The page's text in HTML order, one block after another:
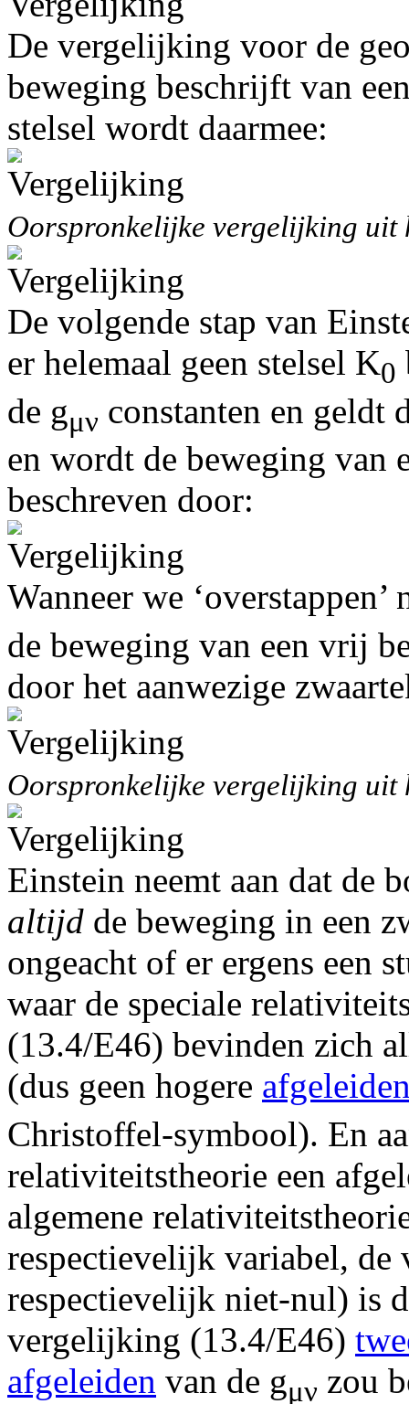
De vergelijking voor de
beweging beschrijft van
stelsel wordt daarmee:
Oorspronkelijke vergelijking uit
De volgende stap van
er helemaal geen stelsel K0
de gμν constanten en geldt
en wordt de beweging van
beschreven door:
Wanneer we ‘overstappen’
de beweging van een vrij
door het aanwezige
Oorspronkelijke vergelijking uit
Einstein neemt aan dat de
altijd de beweging in een
ongeacht of er ergens een
waar de speciale
(13.4/E46) bevinden zich
(dus geen hogere
Christoffel-symbool). En
relativiteitstheorie een
algemene
respectievelijk variabel, de
respectievelijk niet-nul) is
vergelijking (13.4/E46)
afgeleiden van de gμν zou